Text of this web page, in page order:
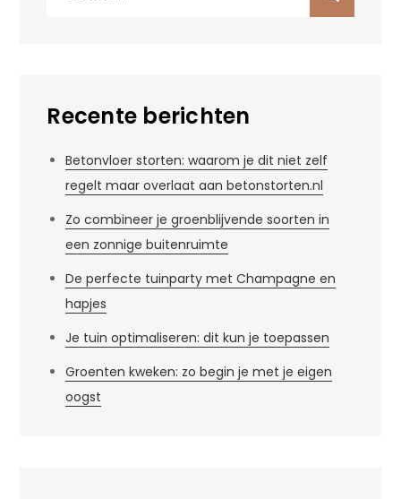
Recente berichten
Betonvloer storten: waarom je dit niet zelf
regelt maar overlaat aan betonstorten.nl
Zo combineer je groenblijvende soorten in
een zonnige buitenruimte
De perfecte tuinparty met Champagne en
hapjes
Je tuin optimaliseren: dit kun je toepassen
Groenten kweken: zo begin je met je eigen
oogst